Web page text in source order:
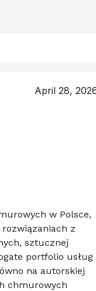
April 28,
w Polsce,
z
sztucznej
portfolio usług
na autorskiej
chmurowych